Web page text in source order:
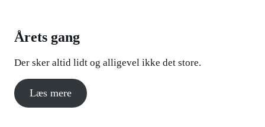
Årets gang
Der sker altid lidt og alligevel ikke det store.
Læs mere